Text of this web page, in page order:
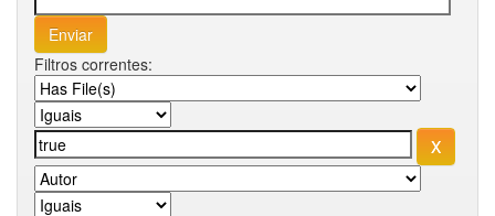
Filtros correntes: